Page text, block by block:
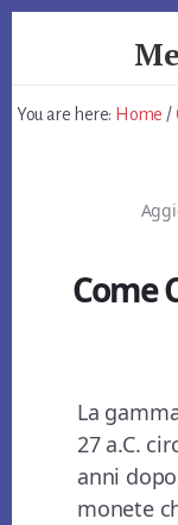
e
You are here: Home /
Come
La
27 a.C.
anni
monete